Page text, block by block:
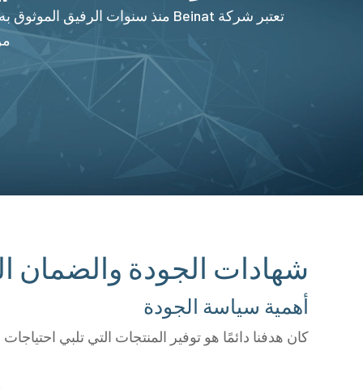
شهادات الجودة والضمان
أهمية سياسة الجودة
كان هدفنا دائمًا هو توفير المنتجات التي تلبي احتياجات